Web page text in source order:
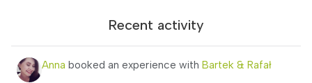
Recent activity
Anna booked an experience with Bartek & Rafał